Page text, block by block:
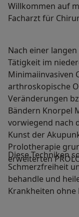
Willkommen auf
Facharzt für
Nach einer
Tätigkeit im
Minimaiinvasiven
arthroskopische
Veränderungen
Bändern Knorpel
vorwiegend nach
Kunst der
Prolotherapie
erweiterten
Diese Techniken
Schmerzfreiheit
behandle und
Krankheiten ohne